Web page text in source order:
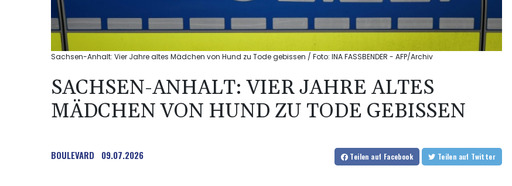
Sachsen-Anhalt: Vier Jahre altes Mädchen von Hund zu Tode gebissen / Foto: INA FASSBENDER - AFP/Archiv
SACHSEN-ANHALT: VIER JAHRE ALTES
MÄDCHEN VON HUND ZU TODE GEBISSEN
BOULEVARD 09.07.2026 Teilen auf Facebook Teilen auf Twitter